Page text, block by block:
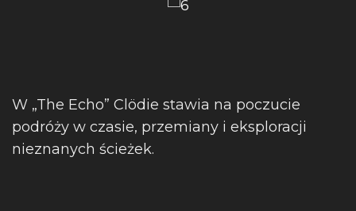
W „The Echo” Clödie stawia na poczucie
podróży w czasie, przemiany i eksploracji
nieznanych ścieżek.